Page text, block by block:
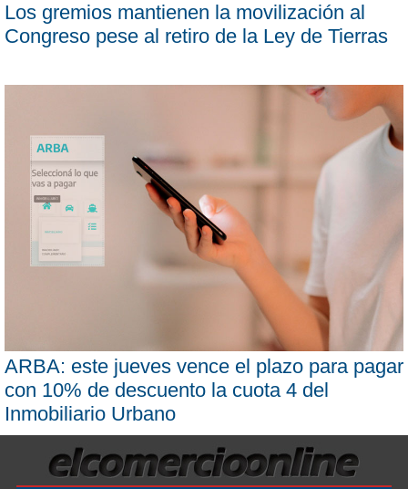
Los gremios mantienen la movilización al
Congreso pese al retiro de la Ley de Tierras
ARBA: este jueves vence el plazo para pagar
con 10% de descuento la cuota 4 del
Inmobiliario Urbano